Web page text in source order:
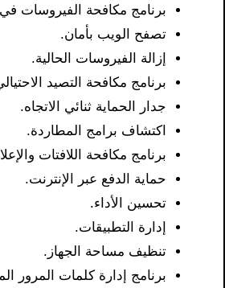
برنامج مكافحة الفيروسات
تصفح الويب بأمان.
إزالة الفيروسات الحالية.
برنامج مكافحة التصيد
جدار الحماية ثنائي الاتجاه.
اكتشاف برامج المطاردة.
برنامج مكافحة اللافتات
حماية الدفع عبر الإنترنت.
تحسين الأداء.
إدارة التطبيقات.
تنظيف مساحة الجهاز.
برنامج إدارة كلمات المرور